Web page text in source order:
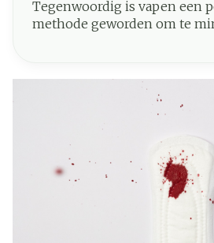
Tegenwoordig is vapen een
methode geworden om te
beschouwen heel wat rokers
alternatief aangezien er geen
komt. Maar eigenlijk is het
vapen een effectieve
stoppen met roken.
geheel risicovrij, en in dit
een licht op de potentiële